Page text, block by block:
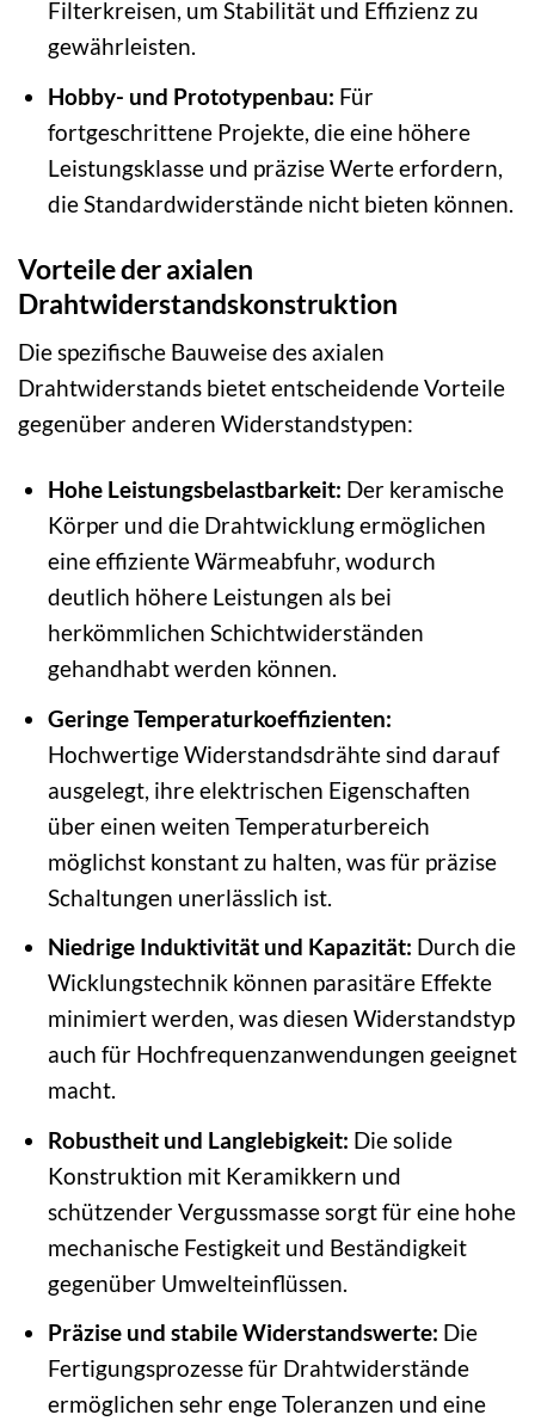
Filterkreisen, um Stabilität und Effizienz zu
gewährleisten.
Hobby- und Prototypenbau: Für
fortgeschrittene Projekte, die eine höhere
Leistungsklasse und präzise Werte erfordern,
die Standardwiderstände nicht bieten können.
Vorteile der axialen
Drahtwiderstandskonstruktion
Die spezifische Bauweise des axialen
Drahtwiderstands bietet entscheidende Vorteile
gegenüber anderen Widerstandstypen:
Hohe Leistungsbelastbarkeit: Der keramische
Körper und die Drahtwicklung ermöglichen
eine effiziente Wärmeabfuhr, wodurch
deutlich höhere Leistungen als bei
herkömmlichen Schichtwiderständen
gehandhabt werden können.
Geringe Temperaturkoeffizienten:
Hochwertige Widerstandsdrähte sind darauf
ausgelegt, ihre elektrischen Eigenschaften
über einen weiten Temperaturbereich
möglichst konstant zu halten, was für präzise
Schaltungen unerlässlich ist.
Niedrige Induktivität und Kapazität: Durch die
Wicklungstechnik können parasitäre Effekte
minimiert werden, was diesen Widerstandstyp
auch für Hochfrequenzanwendungen geeignet
macht.
Robustheit und Langlebigkeit: Die solide
Konstruktion mit Keramikkern und
schützender Vergussmasse sorgt für eine hohe
mechanische Festigkeit und Beständigkeit
gegenüber Umwelteinflüssen.
Präzise und stabile Widerstandswerte: Die
Fertigungsprozesse für Drahtwiderstände
ermöglichen sehr enge Toleranzen und eine